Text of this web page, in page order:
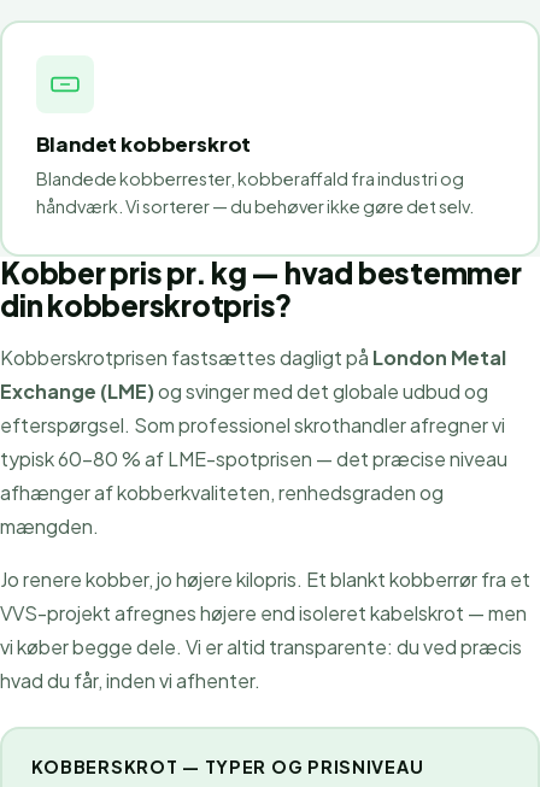
Blandet kobberskrot
Blandede kobberrester, kobberaffald fra industri og
håndværk. Vi sorterer — du behøver ikke gøre det selv.
Kobber pris pr. kg — hvad bestemmer
din kobberskrotpris?
Kobberskrotprisen fastsættes dagligt på London Metal
Exchange (LME)og svinger med det globale udbud og
efterspørgsel. Som professionel skrothandler afregner vi
typisk 60–80 % af LME-spotprisen — det præcise niveau
afhænger af kobberkvaliteten, renhedsgraden og
mængden.
Jo renere kobber, jo højere kilopris. Et blankt kobberrør fra et
VVS-projekt afregnes højere end isoleret kabelskrot — men
vi køber begge dele. Vi er altid transparente: du ved præcis
hvad du får, inden vi afhenter.
KOBBERSKROT — TYPER OG PRISNIVEAU